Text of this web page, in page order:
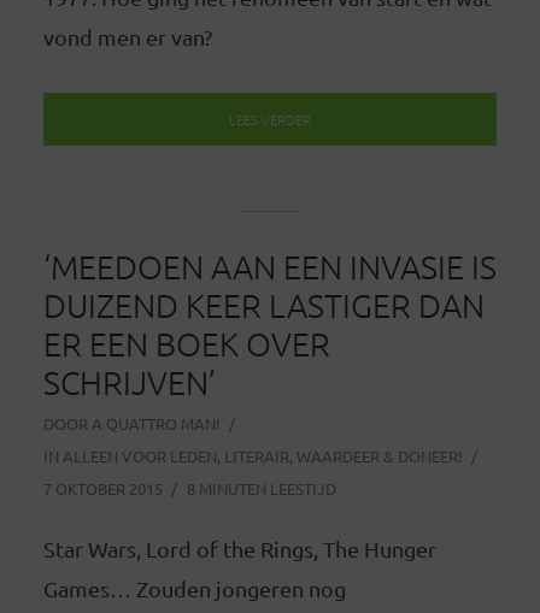
vond men er van?
LEES VERDER
‘MEEDOEN AAN EEN INVASIE IS
DUIZEND KEER LASTIGER DAN
ER EEN BOEK OVER
SCHRIJVEN’
DOOR A QUATTRO MANI
IN ALLEEN VOOR LEDEN, LITERAIR, WAARDEER & DONEER!
7 OKTOBER 2015
8 MINUTEN LEESTIJD
Star Wars, Lord of the Rings, The Hunger
Games… Zouden jongeren nog